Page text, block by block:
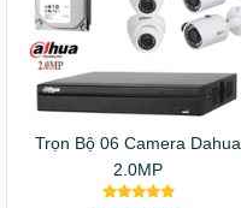
Trọn Bộ 06 Camera Dahua
2.0MP